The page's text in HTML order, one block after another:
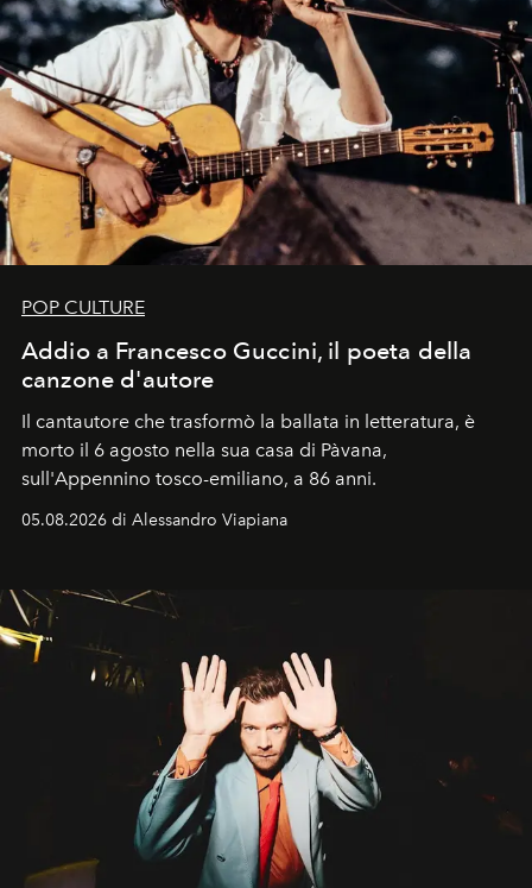
POP CULTURE
Addio a Francesco Guccini, il poeta della
canzone d'autore
Il cantautore che trasformò la ballata in letteratura, è
morto il 6 agosto nella sua casa di Pàvana,
sull'Appennino tosco-emiliano, a 86 anni.
05.08.2026 di Alessandro Viapiana